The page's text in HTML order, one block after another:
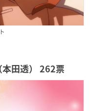
本田透） 262票